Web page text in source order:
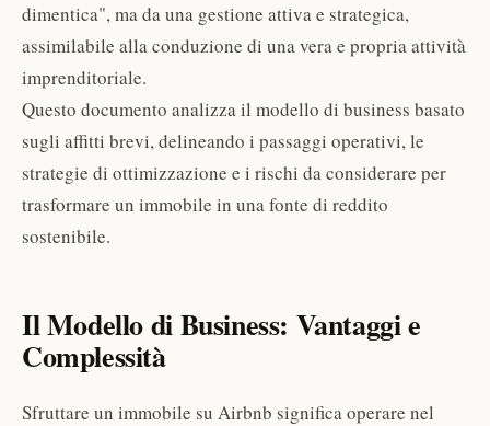
dimentica", ma da una gestione attiva e strategica,
assimilabile alla conduzione di una vera e propria attività
imprenditoriale.
Questo documento analizza il modello di business basato
sugli affitti brevi, delineando i passaggi operativi, le
strategie di ottimizzazione e i rischi da considerare per
trasformare un immobile in una fonte di reddito
sostenibile.
Il Modello di Business: Vantaggi e
Complessità
Sfruttare un immobile su Airbnb significa operare nel